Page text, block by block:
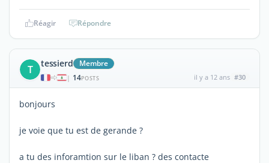
Réagir Répondre
T tessierd Membre
| 14POSTS il y a 12 ans #30
bonjours
je voie que tu est de gerande ?
a tu des inforamtion sur le liban ? des contacte